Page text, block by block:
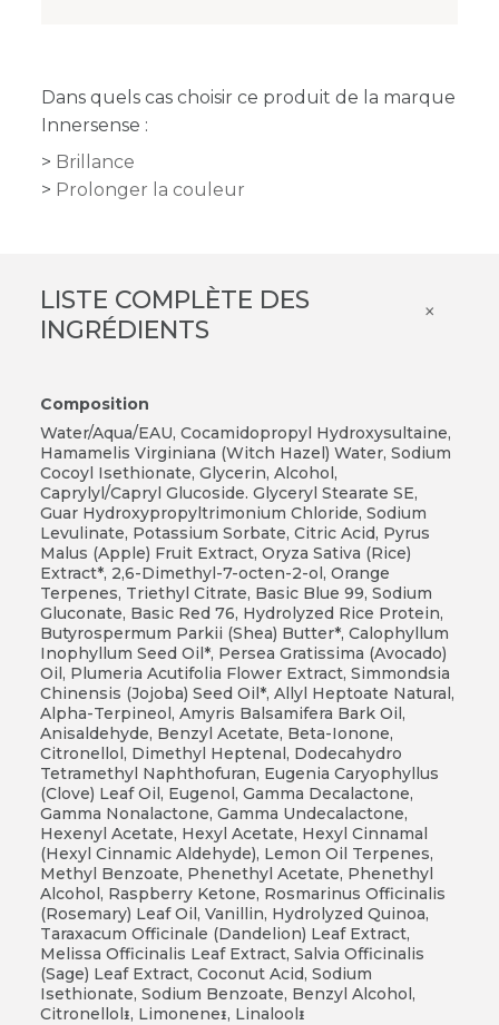
Dans quels cas choisir ce produit de la marque
Innersense :
Brillance
Prolonger la couleur
LISTE COMPLÈTE DES
INGRÉDIENTS
×
Composition
Water/Aqua/EAU, Cocamidopropyl Hydroxysultaine,
Hamamelis Virginiana (Witch Hazel) Water, Sodium
Cocoyl Isethionate, Glycerin, Alcohol,
Caprylyl/Capryl Glucoside. Glyceryl Stearate SE,
Guar Hydroxypropyltrimonium Chloride, Sodium
Levulinate, Potassium Sorbate, Citric Acid, Pyrus
Malus (Apple) Fruit Extract, Oryza Sativa (Rice)
Extract*, 2,6-Dimethyl-7-octen-2-ol, Orange
Terpenes, Triethyl Citrate, Basic Blue 99, Sodium
Gluconate, Basic Red 76, Hydrolyzed Rice Protein,
Butyrospermum Parkii (Shea) Butter*, Calophyllum
Inophyllum Seed Oil*, Persea Gratissima (Avocado)
Oil, Plumeria Acutifolia Flower Extract, Simmondsia
Chinensis (Jojoba) Seed Oil*, Allyl Heptoate Natural,
Alpha-Terpineol, Amyris Balsamifera Bark Oil,
Anisaldehyde, Benzyl Acetate, Beta-Ionone,
Citronellol, Dimethyl Heptenal, Dodecahydro
Tetramethyl Naphthofuran, Eugenia Caryophyllus
(Clove) Leaf Oil, Eugenol, Gamma Decalactone,
Gamma Nonalactone, Gamma Undecalactone,
Hexenyl Acetate, Hexyl Acetate, Hexyl Cinnamal
(Hexyl Cinnamic Aldehyde), Lemon Oil Terpenes,
Methyl Benzoate, Phenethyl Acetate, Phenethyl
Alcohol, Raspberry Ketone, Rosmarinus Officinalis
(Rosemary) Leaf Oil, Vanillin, Hydrolyzed Quinoa,
Taraxacum Officinale (Dandelion) Leaf Extract,
Melissa Officinalis Leaf Extract, Salvia Officinalis
(Sage) Leaf Extract, Coconut Acid, Sodium
Isethionate, Sodium Benzoate, Benzyl Alcohol,
Citronellolᵻ, Limoneneᵻ, Linaloolᵻ